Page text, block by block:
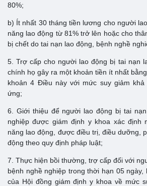
80%;
b) Ít nhất 30 tháng tiền lương cho người
năng lao động từ 81% trở lên hoặc cho
bị chết do tai nạn lao động, bệnh nghề
5. Trợ cấp cho người lao động bị tai nạn
chính họ gây ra một khoản tiền ít nhất
khoản 4 Điều này với mức suy giảm
ứng;
6. Giới thiệu để người lao động bị tai
nghiệp được giám định y khoa xác định
năng lao động, được điều trị, điều dưỡng,
động theo quy định pháp luật;
7. Thực hiện bồi thường, trợ cấp đối với
bệnh nghề nghiệp trong thời hạn 05 ngày,
của Hội đồng giám định y khoa về mức